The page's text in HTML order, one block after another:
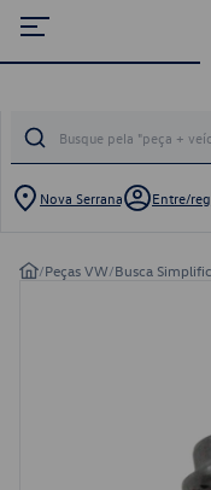
Nova Serrana Entre/
/Peças VW/Busca